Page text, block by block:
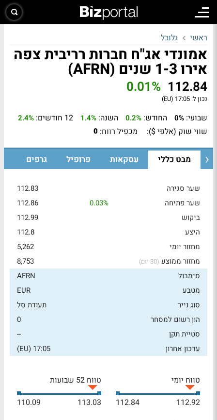
ראשי גלובל
אמונדי אג"ח חברות רריבית צפה
אירו 1-3 שנים (AFRN)
112.84
0.01%
נכון ל: 17:05 (EU)
שבועי: 0% החודש: 0.2% השנה: 1.4% 12 חודשים: 2.4%
שווי שוק (אלפי $): מכפיל רווח: 0
מבט כללי עסקאות פרופיל גרפים
שער סגירה
112.83
שער פתיחה
0.03%
112.86
ביקוש
112.99
היצע
112.8
מחזור יומי
5,262
מחזור ממוצע (30 יום)
8,753
סימבול
AFRN
מטבע
EUR
סוג נייר
תעודת סל
הון רשום למסחר
0
סטיית תקן
--
עדכון אחרון
17:05 (EU)
טווח יומי
112.92
112.84
טווח 52 שבועות
113.03
110.09